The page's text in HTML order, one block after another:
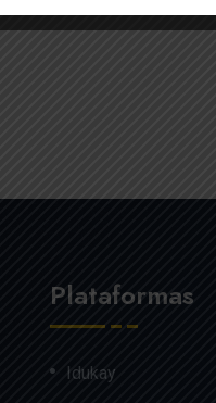
Plataformas
Idukay